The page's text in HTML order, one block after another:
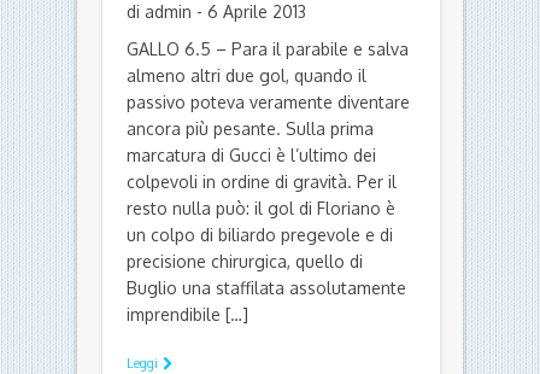
di admin - 6 Aprile 2013
GALLO 6.5 – Para il parabile e salva
almeno altri due gol, quando il
passivo poteva veramente diventare
ancora più pesante. Sulla prima
marcatura di Gucci è l’ultimo dei
colpevoli in ordine di gravità. Per il
resto nulla può: il gol di Floriano è
un colpo di biliardo pregevole e di
precisione chirurgica, quello di
Buglio una staffilata assolutamente
imprendibile […]
Leggi